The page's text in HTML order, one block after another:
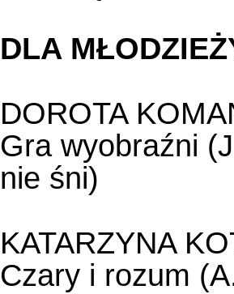
DLA
DOROTA
Gra wyobraźni
nie śni)
KATARZYNA
Czary i rozum